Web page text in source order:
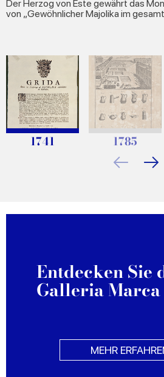
Der Herzog von Este gewährt das
von „Gewöhnlicher Majolika im
1741 1785
Entdecken Sie
Galleria
MEHR